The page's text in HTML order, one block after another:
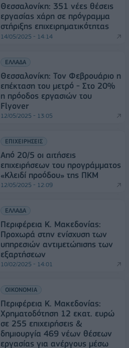
Θεσσαλονίκη: 351 νέες θέσεις
εργασίας χάρη σε πρόγραμμα
στήριξης επιχειρηματικότητας
14/05/2025 - 14:14
ΕΛΛΑΔΑ
Θεσσαλονίκη: Τον Φεβρουάριο η
επέκταση του μετρό - Στο 20%
η πρόοδος εργασιών του
Flyover
12/05/2025 - 13:05
ΕΠΙΧΕΙΡΗΣΕΙΣ
Από 20/5 οι αιτήσεις
επιχειρήσεων του προγράμματος
«Κλειδί προόδου» της ΠΚΜ
12/05/2025 - 12:09
ΕΛΛΑΔΑ
Περιφέρεια Κ. Μακεδονίας:
Προχωρά στην ενίσχυση των
υπηρεσιών αντιμετώπισης των
εξαρτήσεων
10/02/2025 - 14:01
ΟΙΚΟΝΟΜΙΑ
Περιφέρεια Κ. Μακεδονίας:
Χρηματοδότηση 12 εκατ. ευρώ
σε 255 επιχειρήσεις &
δημιουργία 469 νέων θέσεων
εργασίας για ανέργους μέσω